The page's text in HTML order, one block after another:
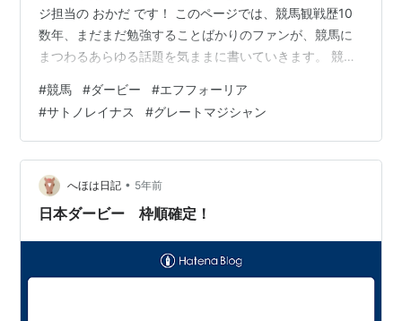
ジ担当の おかだ です！ このページでは、競馬観戦歴10
数年、まだまだ勉強することばかりのファンが、競馬に
まつわるあらゆる話題を気ままに書いていきます。 競馬
点を決める日本ダービー（東京優駿、GⅠ、東京・芝
2400m）が行われます。2年連続で無敗の2冠馬誕生なる
か。土つかずの王者に、新興勢力が待ったを掛けます。
無敗の2冠へ最内枠は盤石か～エフフォーリア 牡馬撃破
で名牝の道へ～サトノレイナス 逆転候補は王者と未対戦
の馬 無敗の2冠へ最内…
#競馬 #ダービー #エフフォーリア
#サトノレイナス #グレートマジシャン
へほは日記 • 5年前
日本ダービー 枠順確定！